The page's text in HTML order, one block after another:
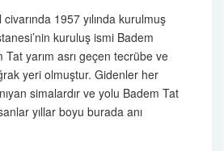
civarında 1957 yılında kurulmuş
kuruluş ismi Badem
yarım asrı geçen tecrübe ve
yeri olmuştur. Gidenler her
simalardır ve yolu Badem Tat
yıllar boyu burada anı